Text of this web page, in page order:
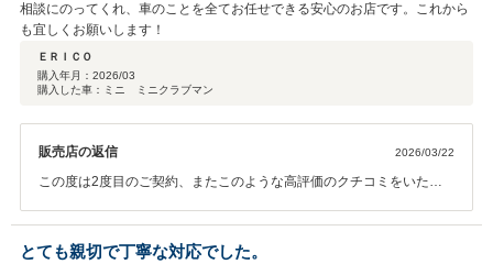
相談にのってくれ、車のことを全てお任せできる安心のお店です。これから
も宜しくお願いします！
ＥＲＩＣＯ
購入年月： 2026/03
購入した車：ミニ ミニクラブマン
販売店の返信 2026/03/22
この度は2度目のご契約、またこのような高評価のクチコミをいただ
ます。
とても親切で丁寧な対応でした。